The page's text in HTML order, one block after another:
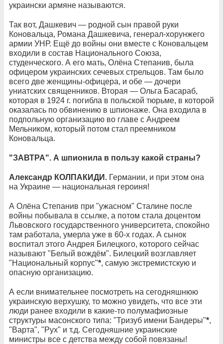
украински армяне называются.
Так вот, Дашкевич — родной сын правой руки
Коновальца, Романа Дашкевича, генерал-хорунжего
армии УНР. Ещё до войны они вместе с Коновальцем
входили в состав Национального Союза,
студенческого. А его мать, Олёна Степанив, была
офицером украинских сечевых стрельцов. Там было
всего две женщины-офицера, и обе — дочери
униатских священников. Вторая — Ольга Басараб,
которая в 1924 г. погибла в польской тюрьме, в которой
оказалась по обвинению в шпионаже. Она входила в
подпольную организацию во главе с Андреем
Мельником, который потом стал преемником
Коновальца.
"ЗАВТРА". А шпионила в пользу какой страны?
Александр КОЛПАКИДИ. Германии, и при этом она
на Украине — национальная героиня!
А Олёна Степанив при "ужасном" Сталине после
войны побывала в ссылке, а потом стала доцентом
Львовского государственного университета, спокойно
там работала, умерла уже в 60-х годах. А сынок
воспитал этого Андрея Билецкого, которого сейчас
называют "Белый вождём". Билецкий возглавляет
"Национальный корпус"*, самую экстремистскую и
опасную организацию.
А если внимательнее посмотреть на сегодняшнюю
украинскую верхушку, то можно увидеть, что все эти
люди ранее входили в какие-то полумафиозные
структуры масонского типа: "Тризуб имени Бандеры"*,
"Варта", "Рух" и т.д. Сегодняшние украинские
министры все с детства между собой повязаны!